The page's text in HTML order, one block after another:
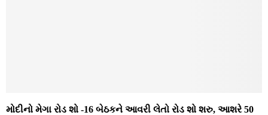
મોદીનો મેગા રોડ શો -16 બેઠકને આવરી લેતો રોડ શો શરુ, આશરે 50